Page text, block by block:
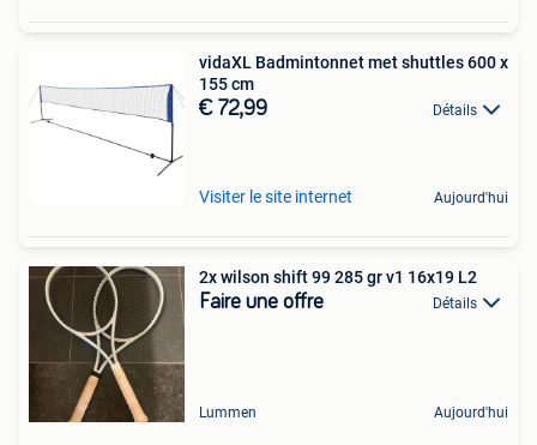
vidaXL Badmintonnet met shuttles 600 x
155 cm
€ 72,99 Détails
Visiter le site internet Aujourd'hui
2x wilson shift 99 285 gr v1 16x19 L2
Faire une offre Détails
Lummen Aujourd'hui